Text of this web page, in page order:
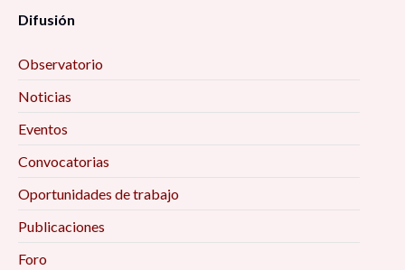
Difusión
Observatorio
Noticias
Eventos
Convocatorias
Oportunidades de trabajo
Publicaciones
Foro